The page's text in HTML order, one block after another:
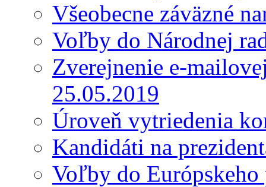
Všeobecne záväzné
Voľby do Národnej
Zverejnenie e-
25.05.2019
Úroveň vytriedenia
Kandidáti na
Voľby do Európskeho